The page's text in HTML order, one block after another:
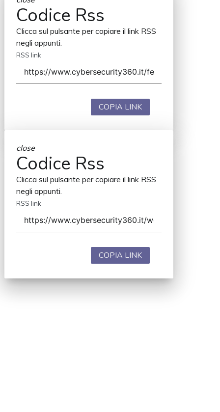
Codice Rss
Clicca sul pulsante per copiare il link RSS
negli appunti.
RSS link
COPIA LINK
close
Codice Rss
Clicca sul pulsante per copiare il link RSS
negli appunti.
RSS link
COPIA LINK